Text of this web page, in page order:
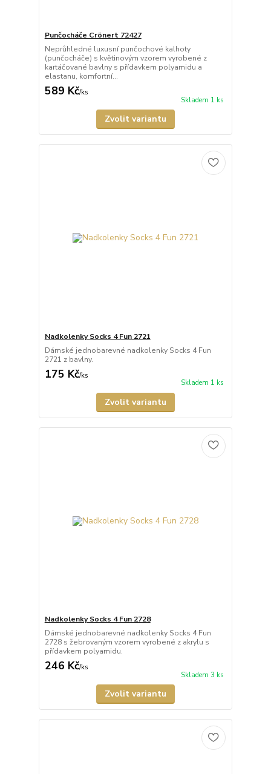
Punčocháče Crönert 72427
Neprůhledné luxusní punčochové kalhoty
(punčocháče) s květinovým vzorem vyrobené z
kartáčované bavlny s přídavkem polyamidu a
elastanu, komfortní...
589 Kč/ks
Skladem 1 ks
Zvolit variantu
Nadkolenky Socks 4 Fun 2721
Dámské jednobarevné nadkolenky Socks 4 Fun
2721 z bavlny.
175 Kč/ks
Skladem 1 ks
Zvolit variantu
Nadkolenky Socks 4 Fun 2728
Dámské jednobarevné nadkolenky Socks 4 Fun
2728 s žebrovaným vzorem vyrobené z akrylu s
přídavkem polyamidu.
246 Kč/ks
Skladem 3 ks
Zvolit variantu